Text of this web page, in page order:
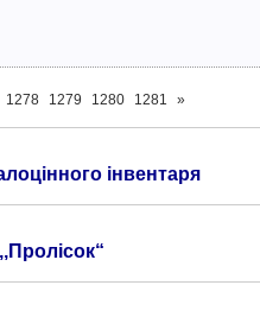
1278 1279 1280 1281 »
інвентаря